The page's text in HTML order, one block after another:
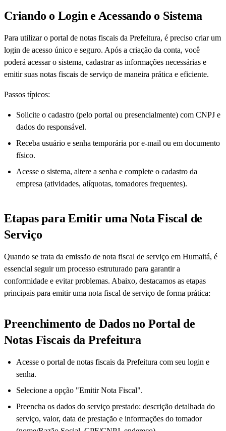
Criando o Login e Acessando o Sistema
Para utilizar o portal de notas fiscais da Prefeitura, é preciso criar um
login de acesso único e seguro. Após a criação da conta, você
poderá acessar o sistema, cadastrar as informações necessárias e
emitir suas notas fiscais de serviço de maneira prática e eficiente.
Passos típicos:
Solicite o cadastro (pelo portal ou presencialmente) com CNPJ e
dados do responsável.
Receba usuário e senha temporária por e-mail ou em documento
físico.
Acesse o sistema, altere a senha e complete o cadastro da
empresa (atividades, alíquotas, tomadores frequentes).
Etapas para Emitir uma Nota Fiscal de
Serviço
Quando se trata da emissão de nota fiscal de serviço em Humaitá, é
essencial seguir um processo estruturado para garantir a
conformidade e evitar problemas. Abaixo, destacamos as etapas
principais para emitir uma nota fiscal de serviço de forma prática:
Preenchimento de Dados no Portal de
Notas Fiscais da Prefeitura
Acesse o portal de notas fiscais da Prefeitura com seu login e
senha.
Selecione a opção "Emitir Nota Fiscal".
Preencha os dados do serviço prestado: descrição detalhada do
serviço, valor, data de prestação e informações do tomador